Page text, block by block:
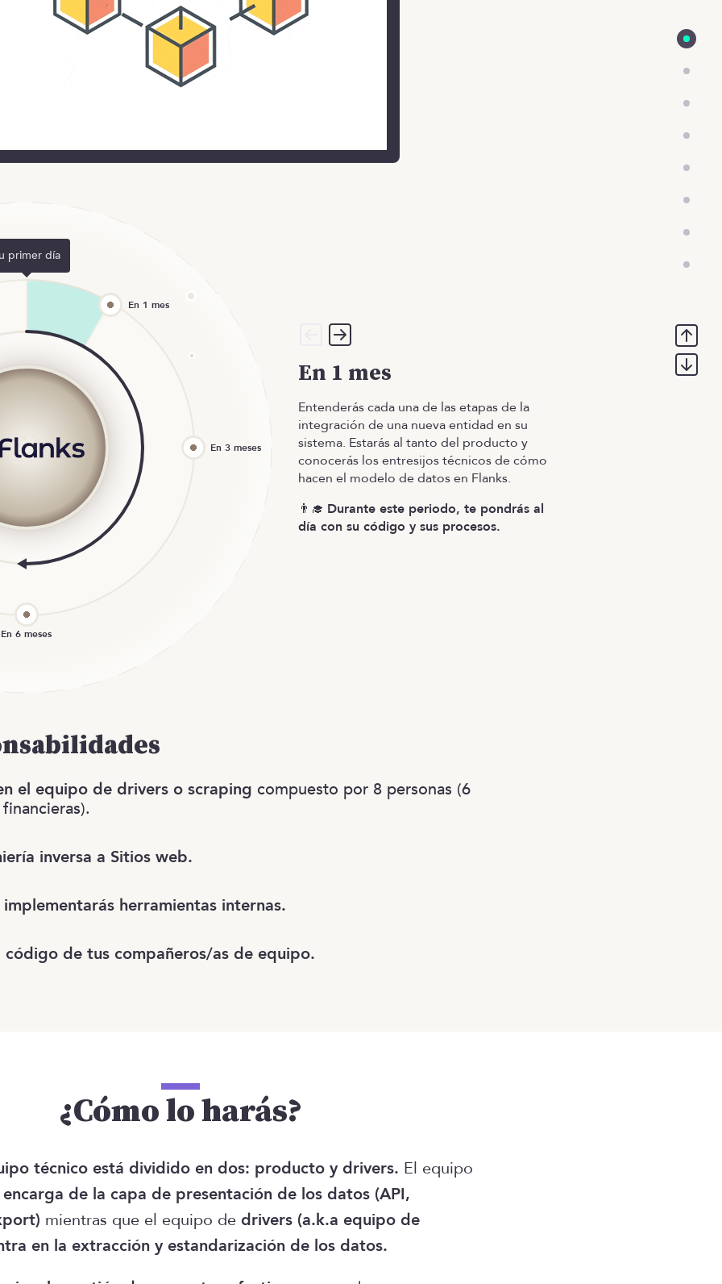
primer día
En 1 mes
Entenderás cada una de las etapas de la
integración de una nueva entidad en su
sistema. Estarás al tanto del producto y
conocerás los entresijos técnicos de cómo
hacen el modelo de datos en Flanks.
👨‍🎓 Durante este periodo, te pondrás al
día con su código y sus procesos.
el equipo de drivers o scraping compuesto por 8 personas (6
inversa a Sitios web.
implementarás herramientas internas.
código de tus compañeros/as de equipo.
¿Cómo lo harás?
técnico está dividido en dos: producto y drivers. El equipo
de la capa de presentación de los datos (API,
mientras que el equipo de drivers (a.k.a equipo de
en la extracción y estandarización de los datos.